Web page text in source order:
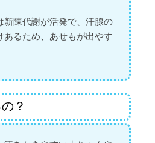
新陳代謝が活発で、汗腺の
あるため、あせもが出やす
？